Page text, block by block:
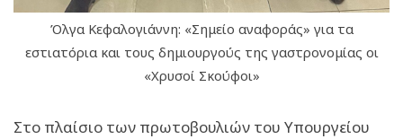
Όλγα Κεφαλογιάννη: «Σημείο αναφοράς» για τα
εστιατόρια και τους δημιουργούς της γαστρονομίας οι
«Χρυσοί Σκούφοι»
Στο πλαίσιο των πρωτοβουλιών του Υπουργείου